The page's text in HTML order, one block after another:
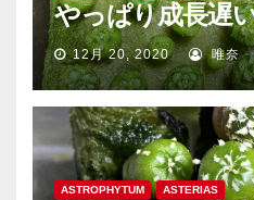
やっぱり成長遅
12月 20, 2020 唯奈
ASTROPHYTUM ASTERIAS